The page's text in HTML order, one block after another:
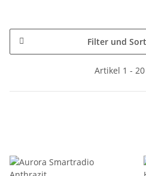
Filter und
Artikel 1 -